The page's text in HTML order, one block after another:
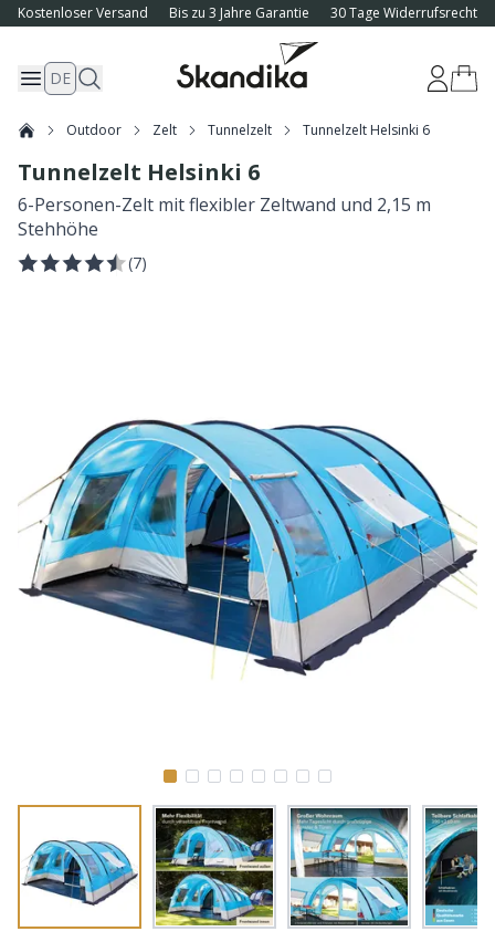
Kostenloser Versand Bis zu 3 Jahre Garantie 30 Tage Widerrufsrecht
DE
Outdoor Zelt Tunnelzelt Tunnelzelt Helsinki 6
Tunnelzelt Helsinki 6
6-Personen-Zelt mit flexibler Zeltwand und 2,15 m
Stehhöhe
(7)